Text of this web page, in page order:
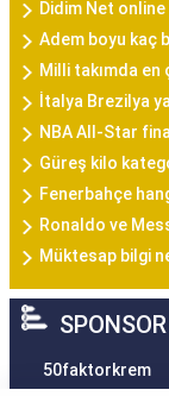
Didim Net online
Adem boyu kaç
Milli takımda
İtalya Brezilya
NBA All-Star
Güreş kilo
Fenerbahçe
Ronaldo ve
Müktesap bilgi
50faktorkrem